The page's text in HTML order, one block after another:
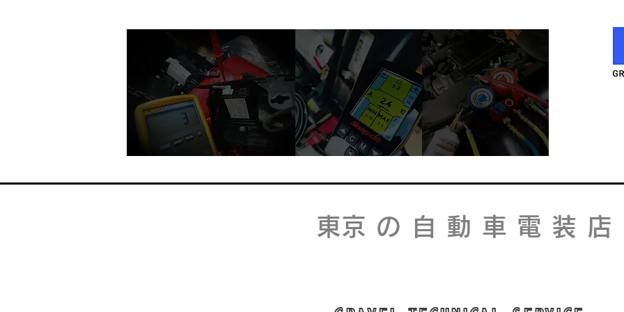
GravelTechnicalService
​東京の自動車電装店